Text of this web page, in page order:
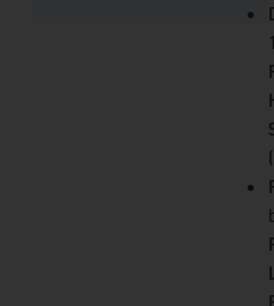
Landesbetrieb Straßenbau
NRW und dort seit 2021
zur